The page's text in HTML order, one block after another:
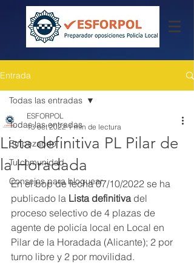
Entrada
Todas las entradas
Empezando
Tu comunidad
Consejos para bloguear
Todas las entradas
Lista definitiva PL Pilar de
la Horadada
ESFORPOL
13 oct 2022 1 min de lectura
En el bop de fecha 07/10/2022 se ha
publicado la Lista definitiva del
proceso selectivo de 4 plazas de
agente de policía local en Local en
Pilar de la Horadada (Alicante); 2 por
turno libre y 2 por movilidad.